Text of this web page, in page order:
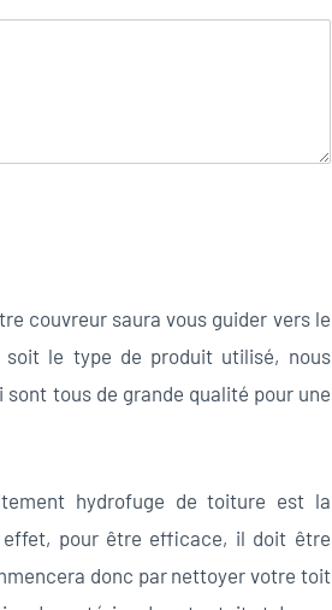
couvreur saura vous guider vers le
le type de produit utilisé, nous
tous de grande qualité pour une
hydrofuge de toiture est la
effet, pour être efficace, il doit être
donc par nettoyer votre toit